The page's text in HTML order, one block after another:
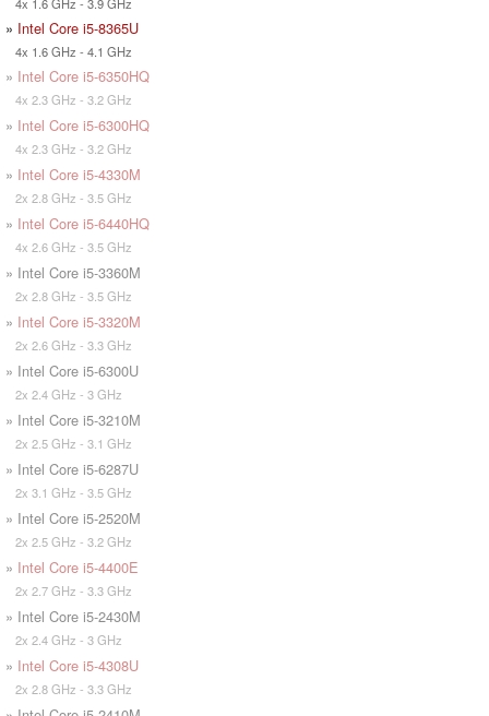
» Intel Core i5-8365U
4x 1.6 GHz - 4.1 GHz
» Intel Core i5-6350HQ
4x 2.3 GHz - 3.2 GHz
» Intel Core i5-6300HQ
4x 2.3 GHz - 3.2 GHz
» Intel Core i5-4330M
2x 2.8 GHz - 3.5 GHz
» Intel Core i5-6440HQ
4x 2.6 GHz - 3.5 GHz
» Intel Core i5-3360M
2x 2.8 GHz - 3.5 GHz
» Intel Core i5-3320M
2x 2.6 GHz - 3.3 GHz
» Intel Core i5-6300U
2x 2.4 GHz - 3 GHz
» Intel Core i5-3210M
2x 2.5 GHz - 3.1 GHz
» Intel Core i5-6287U
2x 3.1 GHz - 3.5 GHz
» Intel Core i5-2520M
2x 2.5 GHz - 3.2 GHz
» Intel Core i5-4400E
2x 2.7 GHz - 3.3 GHz
» Intel Core i5-2430M
2x 2.4 GHz - 3 GHz
» Intel Core i5-4308U
2x 2.8 GHz - 3.3 GHz